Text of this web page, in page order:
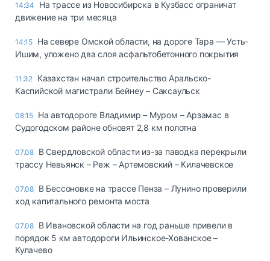
14:34
На трассе из Новосибирска в Кузбасс ограничат
движение на три месяца
14:15 На севере Омской области, на дороге Тара — Усть-
Ишим, уложено два слоя асфальтобетонного покрытия
11:32 Казахстан начал строительство Аральско-
Каспийской магистрали Бейнеу – Саксаульск
08:15 На автодороге Владимир – Муром – Арзамас в
Судогодском районе обновят 2,8 км полотна
07.08 В Свердловской области из-за паводка перекрыли
трассу Невьянск – Реж – Артемовский – Килачевское
07.08 В Бессоновке на трассе Пенза – Лунино проверили
ход капитального ремонта моста
07.08 В Ивановской области на год раньше привели в
порядок 5 км автодороги Ильинское-Хованское –
Кулачево